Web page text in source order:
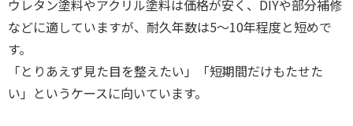
ウレタン塗料やアクリル塗料は価格が安く、DIYや部分補修
などに適していますが、耐久年数は5〜10年程度と短めで
す。
「とりあえず見た目を整えたい」「短期間だけもたせた
い」というケースに向いています。